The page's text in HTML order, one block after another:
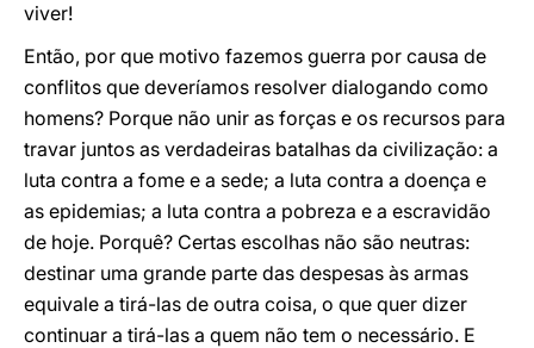
viver!
Então, por que motivo fazemos guerra por causa de
conflitos que deveríamos resolver dialogando como
homens? Porque não unir as forças e os recursos para
travar juntos as verdadeiras batalhas da civilização: a
luta contra a fome e a sede; a luta contra a doença e
as epidemias; a luta contra a pobreza e a escravidão
de hoje. Porquê? Certas escolhas não são neutras:
destinar uma grande parte das despesas às armas
equivale a tirá-las de outra coisa, o que quer dizer
continuar a tirá-las a quem não tem o necessário. E